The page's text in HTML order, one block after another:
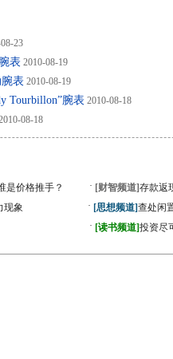
23
表 2010-08-19
表 2010-08-19
Tourbillon”腕表 2010-08-18
08-18
是价格推手？ · [财智频道]存款返
现象 · [思想频道]查处闲
· [读书频道]投资尽